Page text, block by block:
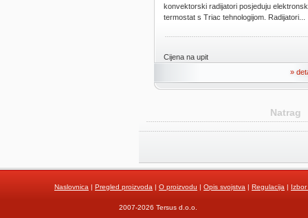
konvektorski radijatori posjeduju
termostat s Triac tehnologijom. Radijatori...
Cijena na upit
»
Natrag
Naslovnica | Pregled proizvoda | O proizvodu | Opis svojstva | Regulacija |
2007-2026 Tersus d.o.o.